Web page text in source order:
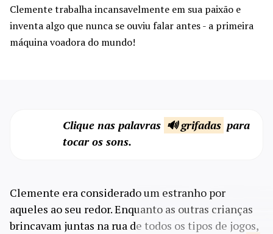
Clemente trabalha incansavelmente em sua paixão e
inventa algo que nunca se ouviu falar antes - a primeira
máquina voadora do mundo!
Clique nas palavras 🔊 grifadas para
tocar os sons.
Clemente era considerado um estranho por
aqueles ao seu redor. Enquanto as outras crianças
brincavam juntas na rua de todos os tipos de jogos,